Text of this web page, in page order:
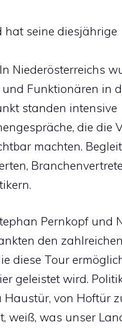
hat seine diesjährige
Niederösterreichs
Funktionären in
standen intensive
die die
machten.
Pernkopf und
den zahlreichen
diese Tour
geleistet wird.
von Hoftür
weiß, was unser